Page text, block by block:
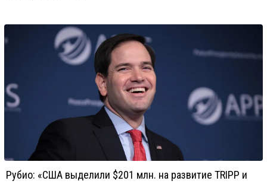
Рубио: «США выделили $201 млн. на развитие TRIPP и